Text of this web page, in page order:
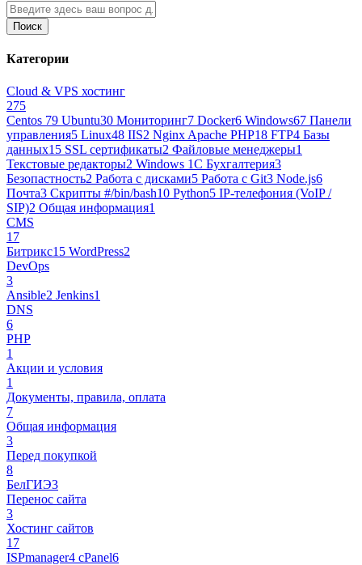
Поиск
Категории
Cloud & VPS хостинг
275
Centos 79 Ubuntu30 Мониторинг7 Docker6 Windows67 Панели
управления5 Linux48 IIS2 Nginx Apache PHP18 FTP4 Базы
данных15 SSL сертификаты2 Файловые менеджеры1
Текстовые редакторы2 Windows 1С Бухгалтерия3
Безопастность2 Работа с дисками5 Работа с Git3 Node.js6
Почта3 Cкрипты #/bin/bash10 Python5 IP-телефония (VoIP /
SIP)2 Общая информация1
CMS
17
Битрикс15 WordPress2
DevOps
3
Ansible2 Jenkins1
DNS
6
PHP
1
Акции и условия
1
Документы, правила, оплата
7
Общая информация
3
Перед покупкой
8
БелГИЭ3
Перенос сайта
3
Хостинг сайтов
17
ISPmanager4 cPanel6